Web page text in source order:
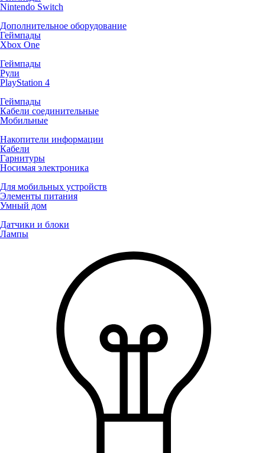
Nintendo Switch
Дополнительное оборудование
Геймпады
Xbox One
Геймпады
Рули
PlayStation 4
Геймпады
Кабели соединительные
Мобильные
Накопители информации
Кабели
Гарнитуры
Носимая электроника
Для мобильных устройств
Элементы питания
Умный дом
Датчики и блоки
Лампы